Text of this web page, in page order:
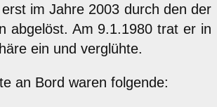
im Jahre 2003 durch den der
abgelöst. Am 9.1.1980 trat er in
ein und verglühte.
an Bord waren folgende: